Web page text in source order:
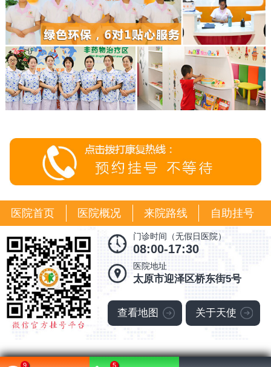
医院首页 医院概况 来院路线 自助挂号
门诊时间（无假日医院）
08:00-17:30
医院地址
太原市迎泽区桥东街5号
查看地图 关于天使
9 5